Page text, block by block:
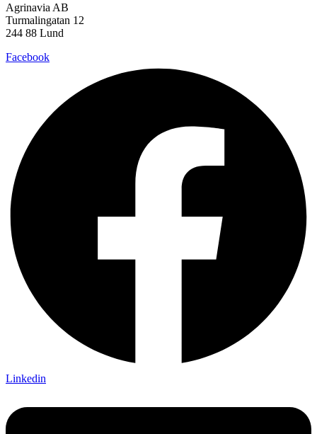
Agrinavia AB
Turmalingatan 12
244 88 Lund
Facebook
Linkedin